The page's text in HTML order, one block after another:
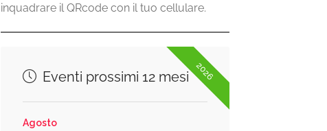
inquadrare il QRcode con il tuo cellulare.
2026
Eventi prossimi 12 mesi
Agosto